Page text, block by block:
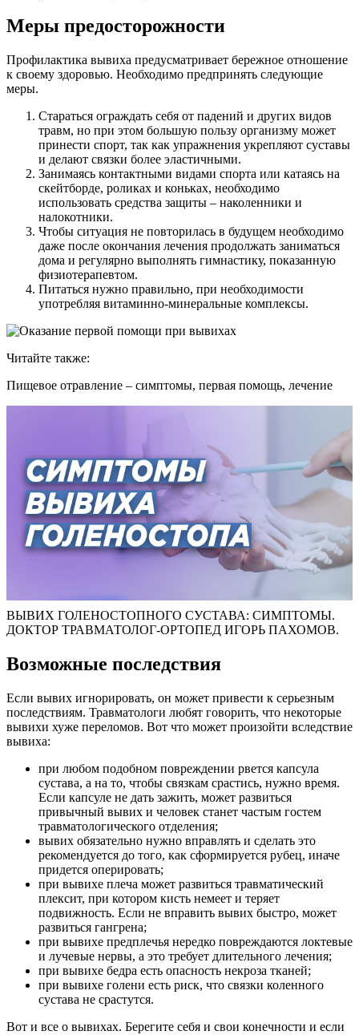
Меры предосторожности
Профилактика вывиха предусматривает бережное отношение
к своему здоровью. Необходимо предпринять следующие
меры.
Стараться ограждать себя от падений и других видов
травм, но при этом большую пользу организму может
принести спорт, так как упражнения укрепляют суставы
и делают связки более эластичными.
Занимаясь контактными видами спорта или катаясь на
скейтборде, роликах и коньках, необходимо
использовать средства защиты – наколенники и
налокотники.
Чтобы ситуация не повторилась в будущем необходимо
даже после окончания лечения продолжать заниматься
дома и регулярно выполнять гимнастику, показанную
физиотерапевтом.
Питаться нужно правильно, при необходимости
употребляя витаминно-минеральные комплексы.
Читайте также:
Пищевое отравление – симптомы, первая помощь, лечение
ВЫВИХ ГОЛЕНОСТОПНОГО СУСТАВА: СИМПТОМЫ.
ДОКТОР ТРАВМАТОЛОГ-ОРТОПЕД ИГОРЬ ПАХОМОВ.
Возможные последствия
Если вывих игнорировать, он может привести к серьезным
последствиям. Травматологи любят говорить, что некоторые
вывихи хуже переломов. Вот что может произойти вследствие
вывиха:
при любом подобном повреждении рвется капсула
сустава, а на то, чтобы связкам срастись, нужно время.
Если капсуле не дать зажить, может развиться
привычный вывих и человек станет частым гостем
травматологического отделения;
вывих обязательно нужно вправлять и сделать это
рекомендуется до того, как сформируется рубец, иначе
придется оперировать;
при вывихе плеча может развиться травматический
плексит, при котором кисть немеет и теряет
подвижность. Если не вправить вывих быстро, может
развиться гангрена;
при вывихе предплечья нередко повреждаются локтевые
и лучевые нервы, а это требует длительного лечения;
при вывихе бедра есть опасность некроза тканей;
при вывихе голени есть риск, что связки коленного
сустава не срастутся.
Вот и все о вывихах. Берегите себя и свои конечности и если